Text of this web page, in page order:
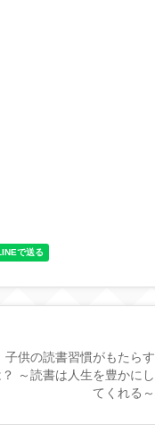
子供の読書習慣がもたらす
～読書は人生を豊かにし
てくれる～